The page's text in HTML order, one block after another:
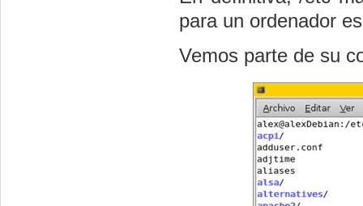
para un ordenador
Vemos parte de su